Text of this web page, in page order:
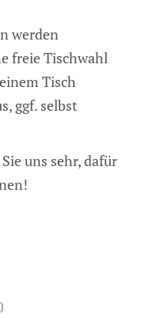
werden
freie Tischwahl
Tisch
ggf. selbst
uns sehr, dafür